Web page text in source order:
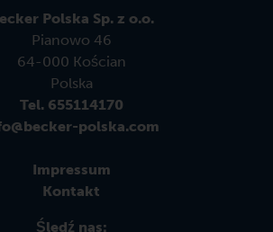
Polska Sp. z o.o.
Pianowo 46
64-000 Kościan
Polska
Tel. 655114170
polska.com
Impressum
Kontakt
Śledź nas: